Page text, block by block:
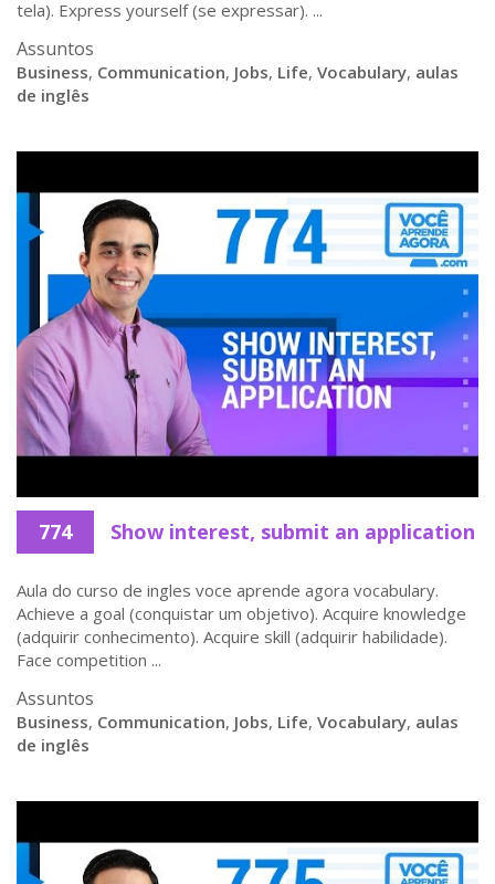
tela). Express yourself (se expressar). ...
Assuntos
Business, Communication, Jobs, Life, Vocabulary, aulas
de inglês
774 Show interest, submit an application
Aula do curso de ingles voce aprende agora vocabulary.
Achieve a goal (conquistar um objetivo). Acquire knowledge
(adquirir conhecimento). Acquire skill (adquirir habilidade).
Face competition ...
Assuntos
Business, Communication, Jobs, Life, Vocabulary, aulas
de inglês